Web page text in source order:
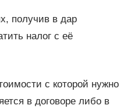
получив в дар
налог с её
с которой нужно
в договоре либо в